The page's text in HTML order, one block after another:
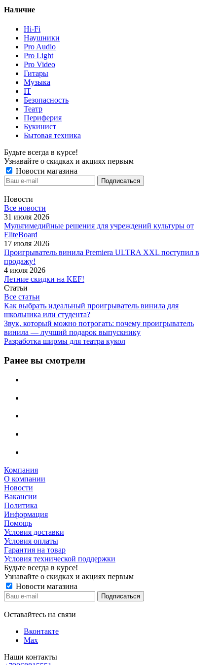
Наличие
Hi-Fi
Наушники
Pro Audio
Pro Light
Pro Video
Гитары
Музыка
IT
Безопасность
Театр
Периферия
Букинист
Бытовая техника
Будьте всегда в курсе!
Узнавайте о скидках и акциях первым
Новости магазина
Новости
Все новости
31 июля 2026
Мультимедийные решения для учреждений культуры от
EliteBoard
17 июля 2026
Проигрыватель винила Premiera ULTRA XXL поступил в
продажу!
4 июля 2026
Летние скидки на KEF!
Статьи
Все статьи
Как выбрать идеальный проигрыватель винила для
школьника или студента?
Звук, который можно потрогать: почему проигрыватель
винила — лучший подарок выпускнику
Разработка ширмы для театра кукол
Ранее вы смотрели
Компания
О компании
Новости
Вакансии
Политика
Информация
Помощь
Условия доставки
Условия оплаты
Гарантия на товар
Условия технической поддержки
Будьте всегда в курсе!
Узнавайте о скидках и акциях первым
Новости магазина
Оставайтесь на связи
Вконтакте
Max
Наши контакты